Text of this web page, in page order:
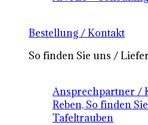
Bestellung / Kontakt
So finden Sie uns /
Ansprechpartner /
Reben, So finden
Tafeltrauben